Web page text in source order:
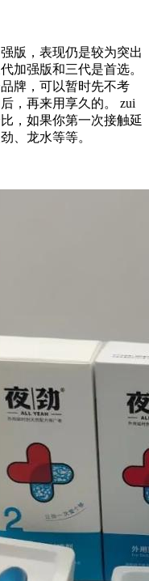
版，表现仍是较为突出
加强版和三代是首选。
牌，可以暂时先不考
，再来用享久的。 zui
，如果你第一次接触延
、龙水等等。